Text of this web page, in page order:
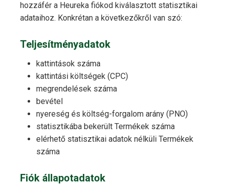
hozzáfér a Heureka fiókod kiválasztott statisztikai
adataihoz. Konkrétan a következőkről van szó:
Teljesítményadatok
kattintások száma
kattintási költségek (CPC)
megrendelések száma
bevétel
nyereség és költség-forgalom arány (PNO)
statisztikába bekerült Termékek száma
elérhető statisztikai adatok nélküli Termékek
száma
Fiók állapotadatok